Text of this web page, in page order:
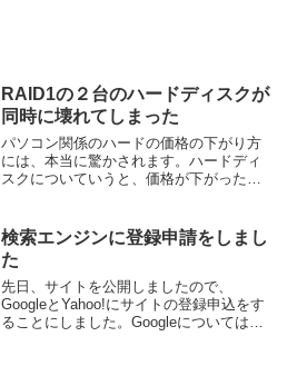
RAID1の２台のハードディスクが
同時に壊れてしまった
パソコン関係のハードの価格の下がり方
には、本当に驚かされます。ハードディ
スクについていうと、価格が下がったお
す。しかし、このRAID、重要で便利な機
能ですが、実はなか...
検索エンジンに登録申請をしまし
た
先日、サイトを公開しましたので、
GoogleとYahoo!にサイトの登録申込をす
ることにしました。Googleについては、